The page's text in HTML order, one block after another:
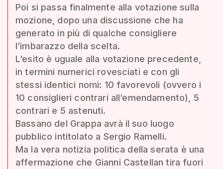
Poi si passa finalmente alla votazione sulla
mozione, dopo una discussione che ha
generato in più di qualche consigliere
l’imbarazzo della scelta.
L’esito è uguale alla votazione precedente,
in termini numerici rovesciati e con gli
stessi identici nomi: 10 favorevoli (ovvero i
10 consiglieri contrari all’emendamento), 5
contrari e 5 astenuti.
Bassano del Grappa avrà il suo luogo
pubblico intitolato a Sergio Ramelli.
Ma la vera notizia politica della serata è una
affermazione che Gianni Castellan tira fuori